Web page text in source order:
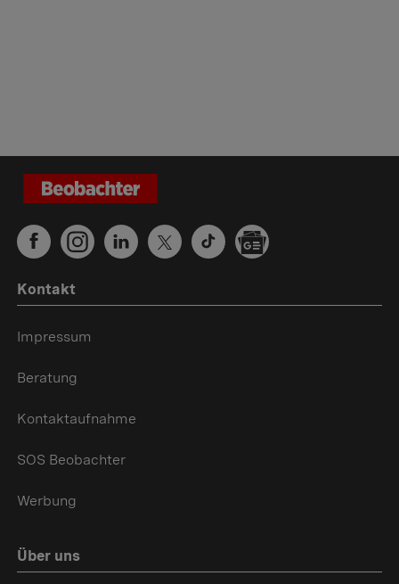
Kontakt
Impressum
Beratung
Kontaktaufnahme
SOS Beobachter
Werbung
Über uns